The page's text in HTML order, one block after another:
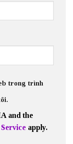
trong trình
and the
apply.